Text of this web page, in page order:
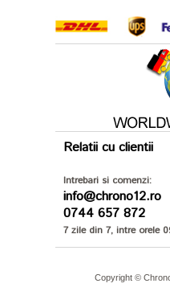
Relatii cu clientii
Intrebari si comenzi:
info@chrono12.ro
0744 657 872
7 zile din 7, intre orele
Copyright ©